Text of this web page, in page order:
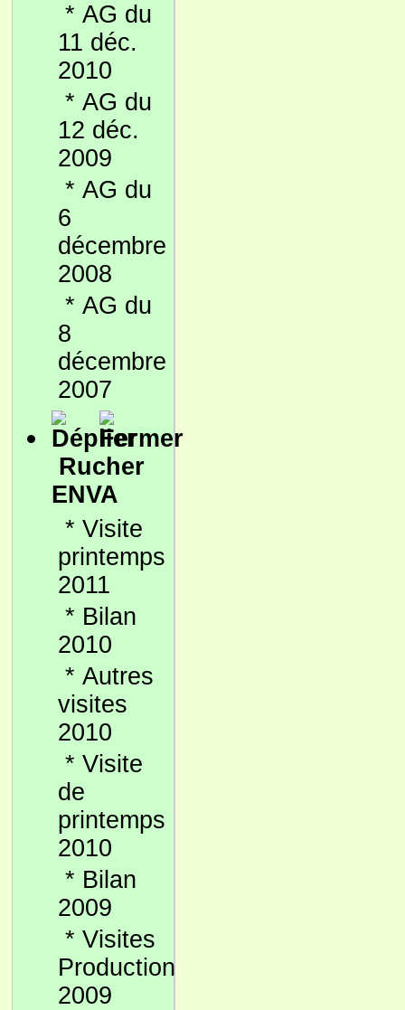
* AG du
11 déc.
2010
* AG du
12 déc.
2009
* AG du
6
décembre
2008
* AG du
8
décembre
2007
Rucher
ENVA
* Visite
printemps
2011
* Bilan
2010
* Autres
visites
2010
* Visite
de
printemps
2010
* Bilan
2009
* Visites
Production
2009